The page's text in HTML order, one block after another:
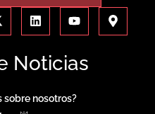
Noticias
sobre nosotros?